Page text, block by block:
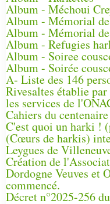
Album - Méchoui
Album - Mémorial
Album - Mémorial
Album - Refugies
Album - Soiree
Album - Soirée
A- Liste des 146
Rivesaltes établie
les services de
Cahiers du
C'est quoi un harki !
(Cœurs de harkis)
Leygues de
Création de
Dordogne Veuves et
commencé.
Décret n°2025-256